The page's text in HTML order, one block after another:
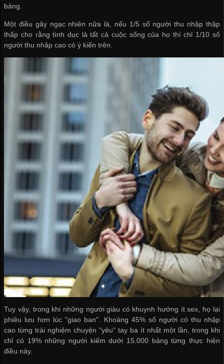
bảng.
Một điều gây ngạc nhiên nữa là, nếu 1/5 số người thu nhập thập
thấp cho rằng tình dục là tất cả cuộc sống của họ thì chỉ 1/10 số
người thu nhập cao có ý kiến trên.
Tuy vậy, trong khi những người giàu có khuynh hướng ít sex, họ lại
phiêu lưu hơn lúc "giao ban". Khoảng 45% số người có thu nhập
cao từng trải nghiệm chuyện "yêu" tay ba ít nhất một lần, trong khi
chỉ có 19% những người kiếm dưới 15.000 bảng từng thực hiện
điều này.